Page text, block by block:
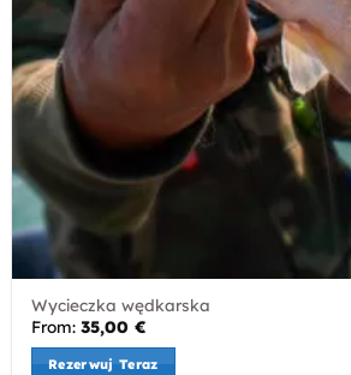
Wycieczka wędkarska
From:35,00€
Rezerwuj Teraz